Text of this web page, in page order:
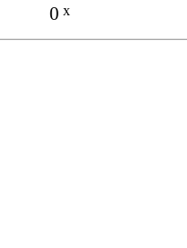
0 x